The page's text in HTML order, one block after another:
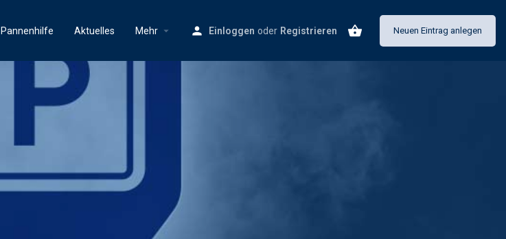
Pannenhilfe Aktuelles Mehr Einloggen oder Registrieren Neuen Eintrag anlegen